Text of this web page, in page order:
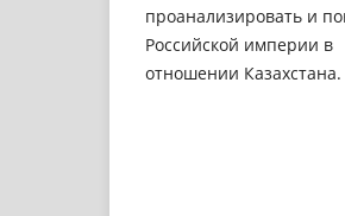
проанализировать и
Российской империи в
отношении Казахстана.